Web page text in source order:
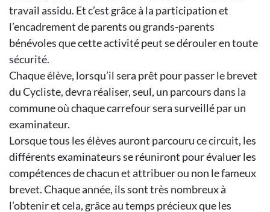
travail assidu. Et c’est grâce à la participation et
l’encadrement de parents ou grands-parents
bénévoles que cette activité peut se dérouler en toute
sécurité.
Chaque élève, lorsqu’il sera prêt pour passer le brevet
du Cycliste, devra réaliser, seul, un parcours dans la
commune où chaque carrefour sera surveillé par un
examinateur.
Lorsque tous les élèves auront parcouru ce circuit, les
différents examinateurs se réuniront pour évaluer les
compétences de chacun et attribuer ou non le fameux
brevet. Chaque année, ils sont très nombreux à
l’obtenir et cela, grâce au temps précieux que les